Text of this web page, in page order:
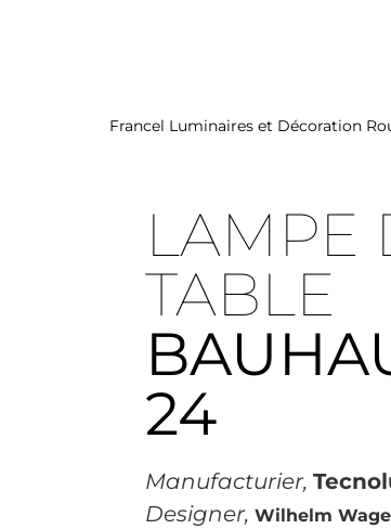
Francel Luminaires et Décoration
LAMPE
TABLE
24
Manufacturier,
Designer,Wilhelm